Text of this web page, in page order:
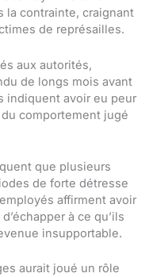
la contrainte, craignant
de représailles.
aux autorités,
de longs mois avant
indiquent avoir eu peur
comportement jugé
que plusieurs
de forte détresse
affirment avoir
à ce qu’ils
insupportable.
aurait joué un rôle